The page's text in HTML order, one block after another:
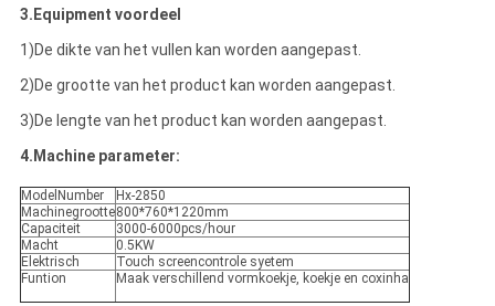
3.Equipment voordeel
1)De dikte van het vullen kan worden aangepast.
2)De grootte van het product kan worden aangepast.
3)De lengte van het product kan worden aangepast.
4.Machine parameter:
ModelNumber
Hx-2850
Machinegrootte800*760*1220mm
Capaciteit
3000-6000pcs/hour
Macht
0.5KW
Elektrisch
Touch screencontrole syetem
Funtion
Maak verschillend vormkoekje, koekje en coxinha